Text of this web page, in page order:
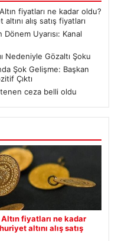
fiyatları ne kadar oldu?
alış satış fiyatları
Uyarısı: Kanal
Nedeniyle Gözaltı Şoku
Şok Gelişme: Başkan
Çıktı
ceza belli oldu
fiyatları ne kadar
altını alış satış